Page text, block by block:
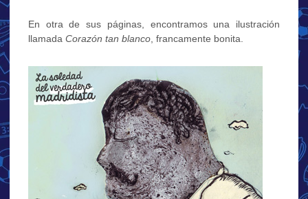
En otra de sus páginas, encontramos una ilustración
llamada Corazón tan blanco, francamente bonita.